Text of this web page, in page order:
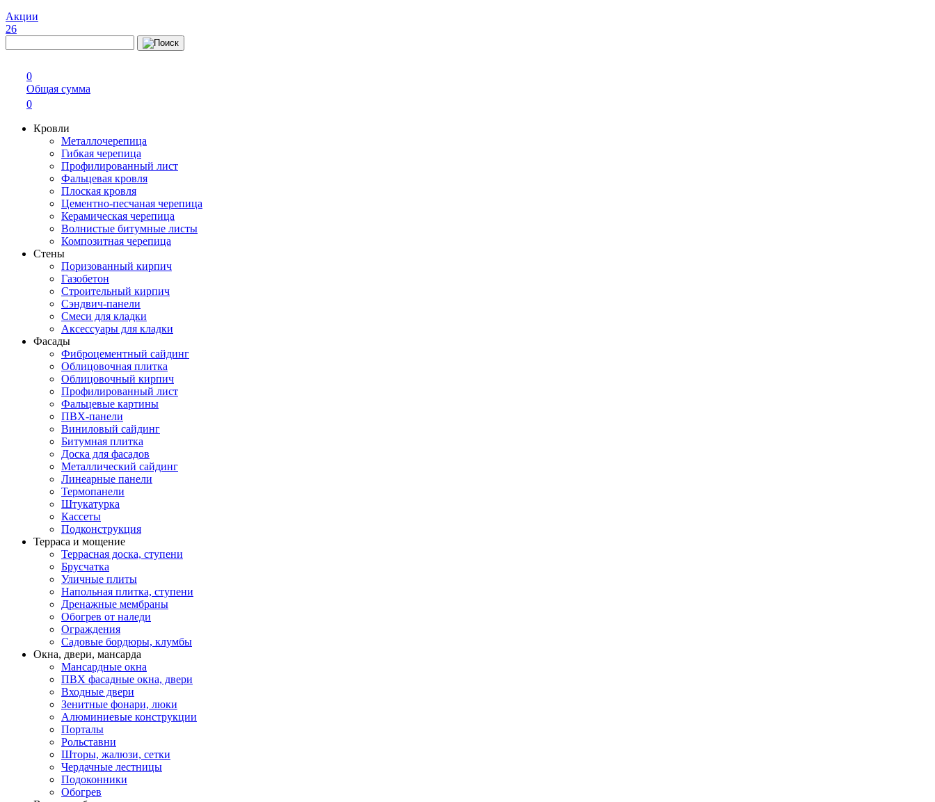
Акции
26
0
Общая сумма
0
Кровли
Металлочерепица
Гибкая черепица
Профилированный лист
Фальцевая кровля
Плоская кровля
Цементно-песчаная черепица
Керамическая черепица
Волнистые битумные листы
Композитная черепица
Стены
Поризованный кирпич
Газобетон
Строительный кирпич
Сэндвич-панели
Смеси для кладки
Аксессуары для кладки
Фасады
Фиброцементный сайдинг
Облицовочная плитка
Облицовочный кирпич
Профилированный лист
Фальцевые картины
ПВХ-панели
Виниловый сайдинг
Битумная плитка
Доска для фасадов
Металлический сайдинг
Линеарные панели
Термопанели
Штукатурка
Кассеты
Подконструкция
Терраса и мощение
Террасная доска, ступени
Брусчатка
Уличные плиты
Напольная плитка, ступени
Дренажные мембраны
Обогрев от наледи
Ограждения
Садовые бордюры, клумбы
Окна, двери, мансарда
Мансардные окна
ПВХ фасадные окна, двери
Входные двери
Зенитные фонари, люки
Алюминиевые конструкции
Порталы
Рольставни
Шторы, жалюзи, сетки
Чердачные лестницы
Подоконники
Обогрев